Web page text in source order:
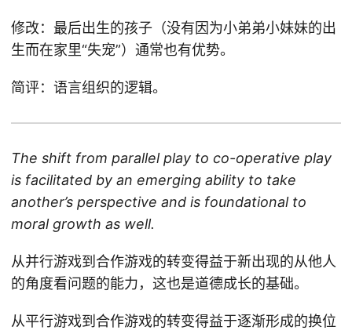
修改：最后出生的孩子（没有因为小弟弟小妹妹的出
生而在家里“失宠”）通常也有优势。
简评：语言组织的逻辑。
The shift from parallel play to co-operative play
is facilitated by an emerging ability to take
another’s perspective and is foundational to
moral growth as well.
从并行游戏到合作游戏的转变得益于新出现的从他人
的角度看问题的能力，这也是道德成长的基础。
从平行游戏到合作游戏的转变得益于逐渐形成的换位